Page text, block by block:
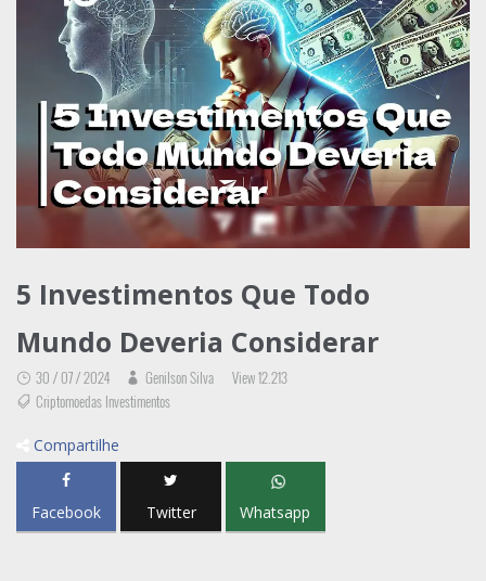
5 Investimentos Que Todo
Mundo Deveria Considerar
30 / 07 / 2024 Genilson Silva
View 12.213
Criptomoedas Investimentos
Compartilhe
Facebook Twitter Whatsapp